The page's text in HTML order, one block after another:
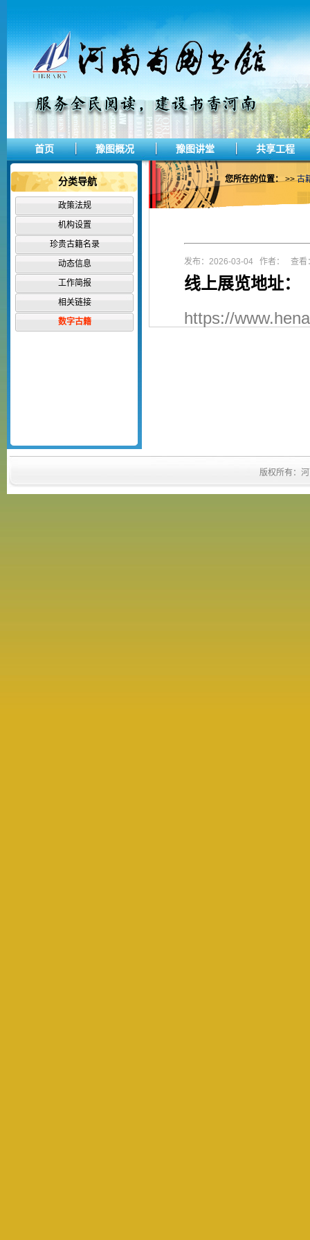
首页 豫图概况 豫图讲堂 共享工程
分类导航
政策法规
机构设置
珍贵古籍名录
动态信息
工作简报
相关链接
数字古籍
您所在的位置：>>古
发布：2026-03-04 作者： 查看
线上展览地址：
https://
版权所有：